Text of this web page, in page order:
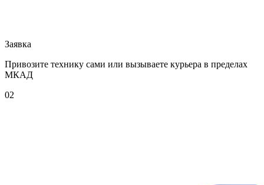
Заявка
Привозите технику сами или вызываете курьера в пределах
МКАД
02